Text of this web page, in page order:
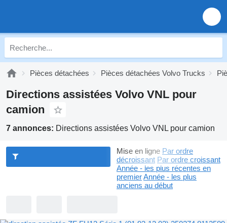
Pièces détachées Pièces détachées Volvo Trucks
Directions assistées Volvo VNL pour
camion
7 annonces: Directions assistées Volvo VNL pour camion
Mise en ligne Par ordre
décroissant Par ordre croissant
Année - les plus récentes en
premierAnnée - les plus
anciens au début